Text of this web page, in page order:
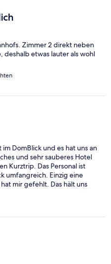
Zimmer 2 direkt neben
deshalb etwas lauter als wohl
DomBlick und es hat uns an
und sehr sauberes Hotel
Kurztrip. Das Personal ist
umfangreich. Einzig eine
mir gefehlt. Das hält uns